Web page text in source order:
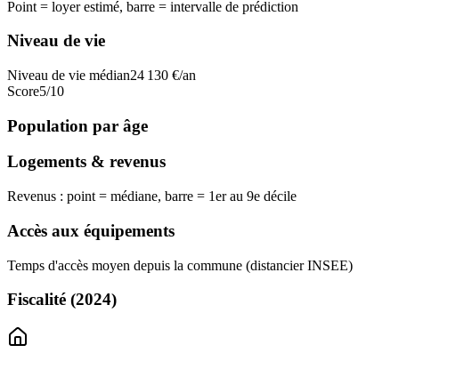
Point = loyer estimé, barre = intervalle de prédiction
Niveau de vie
Niveau de vie médian24 130 €/an
Score5/10
Population par âge
Logements & revenus
Revenus : point = médiane, barre = 1er au 9e décile
Accès aux équipements
Temps d'accès moyen depuis la commune (distancier INSEE)
Fiscalité (2024)